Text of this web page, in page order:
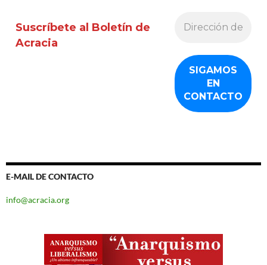
Suscríbete al Boletín de
Acracia
E-MAIL DE CONTACTO
info@acracia.org